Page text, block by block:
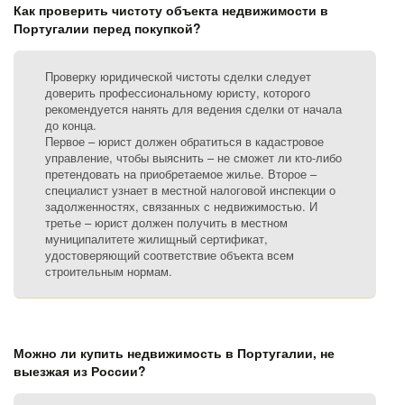
Как проверить чистоту объекта недвижимости в
Португалии перед покупкой?
Проверку юридической чистоты сделки следует
доверить профессиональному юристу, которого
рекомендуется нанять для ведения сделки от начала
до конца.
Первое – юрист должен обратиться в кадастровое
управление, чтобы выяснить – не сможет ли кто-либо
претендовать на приобретаемое жилье. Второе –
специалист узнает в местной налоговой инспекции о
задолженностях, связанных с недвижимостью. И
третье – юрист должен получить в местном
муниципалитете жилищный сертификат,
удостоверяющий соответствие объекта всем
строительным нормам.
Можно ли купить недвижимость в Португалии, не
выезжая из России?